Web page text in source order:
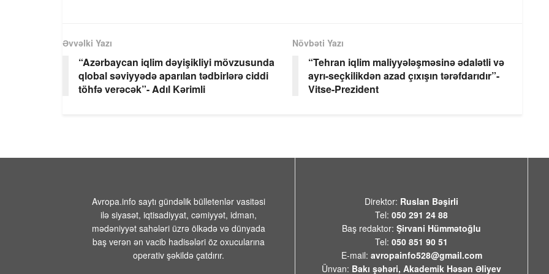
Əvvəlki Yazı
“Azərbaycan iqlim dəyişikliyi mövzusunda
qlobal səviyyədə aparılan tədbirlərə ciddi
töhfə verəcək”- Adıl Kərimli
Növbəti Yazı
“Tehran iqlim maliyyələşməsinə ədalətli və
ayrı-seçkilikdən azad çıxışın tərəfdarıdır”-
Vitse-Prezident
Avropa.info saytı gündəlik bülletenlər vasitəsi
ilə siyasət, iqtisadiyyat, cəmiyyət, idman,
mədəniyyət sahələri üzrə ölkədə və dünyada
baş verən ən vacib hadisələri öz oxucularına
operativ şəkildə çatdırır.
Direktor: Ruslan Bəşirli
Tel: 050 291 24 88
Baş redaktor: Şirvani Hümmətoğlu
Tel: 050 851 90 51
E-mail: avropainfo528@gmail.com
Ünvan: Bakı şəhəri, Akademik Həsən Əliyev